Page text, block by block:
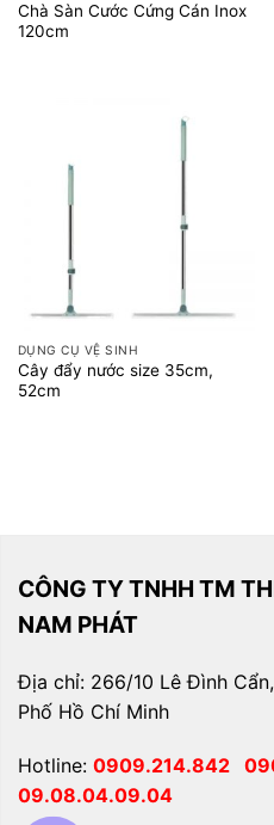
Chà Sàn Cước Cứng Cán Inox
120cm
DỤNG CỤ VỆ SINH
Cây đẩy nước size 35cm,
52cm
CÔNG TY TNHH TM
NAM PHÁT
Địa chỉ: 266/10 Lê Đình
Phố Hồ Chí Minh
Hotline: 0909.214.842
09.08.04.09.04